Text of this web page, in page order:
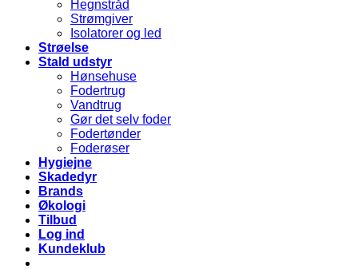
Hegnstråd
Strømgiver
Isolatorer og led
Strøelse
Stald udstyr
Hønsehuse
Fodertrug
Vandtrug
Gør det selv foder
Fodertønder
Foderøser
Hygiejne
Skadedyr
Brands
Økologi
Tilbud
Log ind
Kundeklub